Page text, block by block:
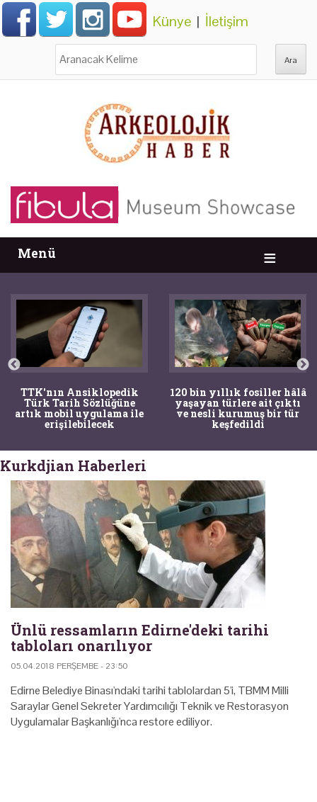
Künye | İletişim
Menü
TTK'nın Ansiklopedik
Türk Tarih Sözlüğüne
artık mobil uygulama ile
erişilebilecek
120 bin yıllık fosiller hâlâ
yaşayan türlere ait çıktı
ve nesli kurumuş bir tür
keşfedildi
Kurkdjian Haberleri
Ünlü ressamların Edirne'deki tarihi
tabloları onarılıyor
05.04.2018 PERŞEMBE - 23:50
Edirne Belediye Binası'ndaki tarihi tablolardan 5'i, TBMM Milli
Saraylar Genel Sekreter Yardımcılığı Teknik ve Restorasyon
Uygulamalar Başkanlığı'nca restore ediliyor.